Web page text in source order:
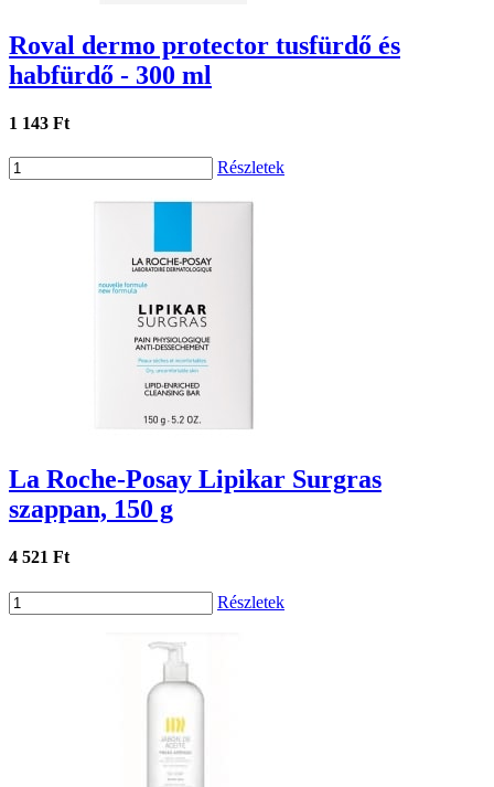
Roval dermo protector tusfürdő és
habfürdő - 300 ml
1 143 Ft
Részletek
La Roche-Posay Lipikar Surgras
szappan, 150 g
4 521 Ft
Részletek